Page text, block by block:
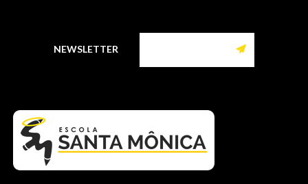
NEWSLETTER